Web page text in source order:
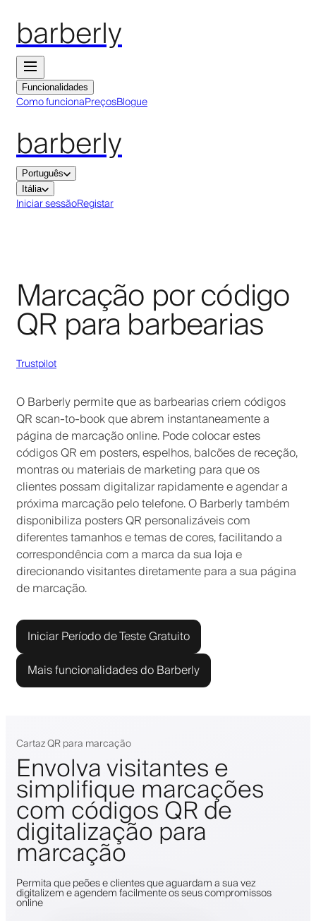
barberly
Funcionalidades
Como funcionaPreçosBlogue
barberly
Português
Itália
Iniciar sessãoRegistar
Marcação por código
QR para barbearias
Trustpilot
O Barberly permite que as barbearias criem códigos
QR scan-to-book que abrem instantaneamente a
página de marcação online. Pode colocar estes
códigos QR em posters, espelhos, balcões de receção,
montras ou materiais de marketing para que os
clientes possam digitalizar rapidamente e agendar a
próxima marcação pelo telefone. O Barberly também
disponibiliza posters QR personalizáveis com
diferentes tamanhos e temas de cores, facilitando a
correspondência com a marca da sua loja e
direcionando visitantes diretamente para a sua página
de marcação.
Iniciar Período de Teste Gratuito
Mais funcionalidades do Barberly
Cartaz QR para marcação
Envolva visitantes e
simplifique marcações
com códigos QR de
digitalização para
marcação
Permita que peões e clientes que aguardam a sua vez
digitalizem e agendem facilmente os seus compromissos
online